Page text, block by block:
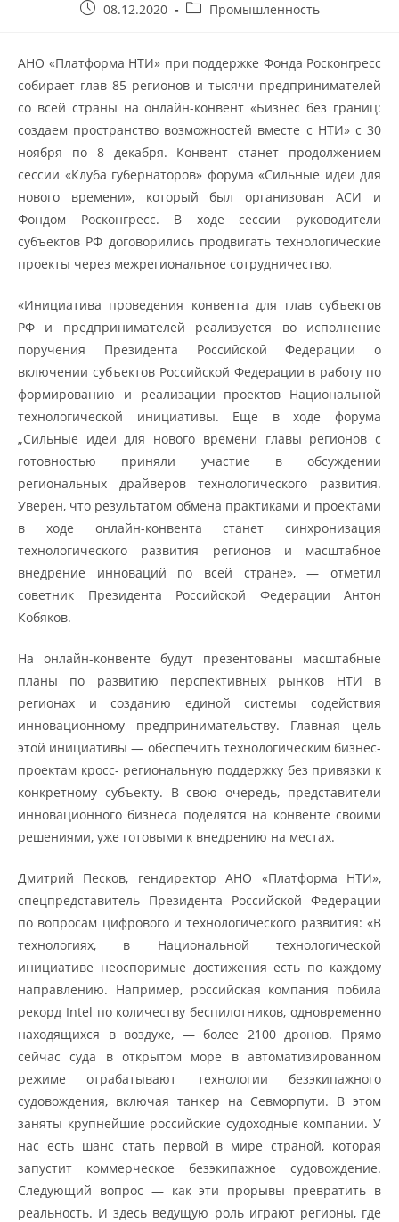
08.12.2020 Промышленность
АНО «Платформа НТИ» при поддержке Фонда Росконгресс
собирает глав 85 регионов и тысячи предпринимателей
со всей страны на онлайн-конвент «Бизнес без границ:
создаем пространство возможностей вместе с НТИ» с 30
ноября по 8 декабря. Конвент станет продолжением
сессии «Клуба губернаторов» форума «Сильные идеи для
нового времени», который был организован АСИ и
Фондом Росконгресс. В ходе сессии руководители
субъектов РФ договорились продвигать технологические
проекты через межрегиональное сотрудничество.
«Инициатива проведения конвента для глав субъектов
РФ и предпринимателей реализуется во исполнение
поручения Президента Российской Федерации о
включении субъектов Российской Федерации в работу по
формированию и реализации проектов Национальной
технологической инициативы. Еще в ходе форума
„Сильные идеи для нового времени главы регионов с
готовностью приняли участие в обсуждении
региональных драйверов технологического развития.
Уверен, что результатом обмена практиками и проектами
в ходе онлайн-конвента станет синхронизация
технологического развития регионов и масштабное
внедрение инноваций по всей стране», — отметил
советник Президента Российской Федерации Антон
Кобяков.
На онлайн-конвенте будут презентованы масштабные
планы по развитию перспективных рынков НТИ в
регионах и созданию единой системы содействия
инновационному предпринимательству. Главная цель
этой инициативы — обеспечить технологическим бизнес-
проектам кросс- региональную поддержку без привязки к
конкретному субъекту. В свою очередь, представители
инновационного бизнеса поделятся на конвенте своими
решениями, уже готовыми к внедрению на местах.
Дмитрий Песков, гендиректор АНО «Платформа НТИ»,
спецпредставитель Президента Российской Федерации
по вопросам цифрового и технологического развития: «В
технологиях, в Национальной технологической
инициативе неоспоримые достижения есть по каждому
направлению. Например, российская компания побила
рекорд Intel по количеству беспилотников, одновременно
находящихся в воздухе, — более 2100 дронов. Прямо
сейчас суда в открытом море в автоматизированном
режиме отрабатывают технологии безэкипажного
судовождения, включая танкер на Севморпути. В этом
заняты крупнейшие российские судоходные компании. У
нас есть шанс стать первой в мире страной, которая
запустит коммерческое безэкипажное судовождение.
Следующий вопрос — как эти прорывы превратить в
реальность. И здесь ведущую роль играют регионы, где